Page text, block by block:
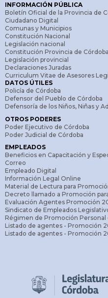
INFORMACIÓN PÚBLICA
Boletín Oficial de la Provincia de
Ciudadano Digital
Comunas y Municipios
Constitución Nacional
Legislación nacional
Constitución Provincia de Córdoba
Legislación provincial
Declaraciones Juradas
Curriculum Vitae de Asesores
DATOS ÚTILES
Policía de Córdoba
Defensor del Pueblo de Córdoba
Defensoría de los Niños, Niñas y
OTROS PODERES
Poder Ejecutivo de Córdoba
Poder Judicial de Córdoba
EMPLEADOS
Beneficios en Capacitación y
Correo
Empleado Digital
Información Legal Online
Material de Lectura para
Decreto llamado a Promoción
Evaluación Agentes Promoción
Sindicato de Empleados
Régimen de Promoción Personal
Listado de agentes - Promoción
Listado de agentes - Promoción